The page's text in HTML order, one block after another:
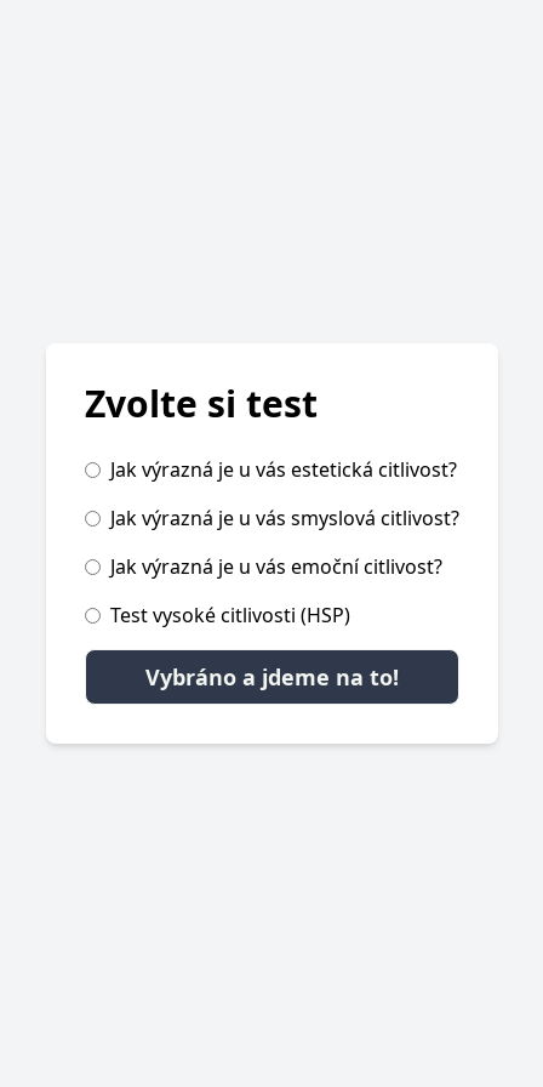
Zvolte si test
Jak výrazná je u vás estetická citlivost?
Jak výrazná je u vás smyslová citlivost?
Jak výrazná je u vás emoční citlivost?
Test vysoké citlivosti (HSP)
Vybráno a jdeme na to!